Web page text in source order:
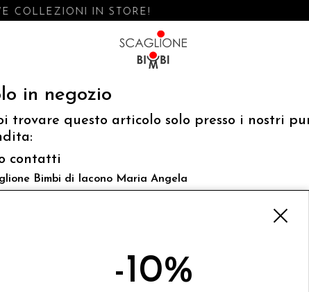
COLLEZIONI IN STORE!
in negozio
trovare questo articolo solo presso i nostri
contatti
Bimbi di Iacono Maria Angela
Mazzella,73 80077 Ischia
-10%